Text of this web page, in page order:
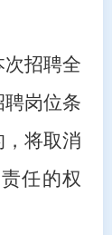
招聘全
岗位条
将取消
任的权